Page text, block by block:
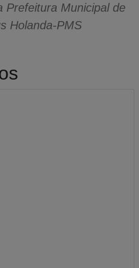
Prefeitura Municipal de
Holanda-PMS